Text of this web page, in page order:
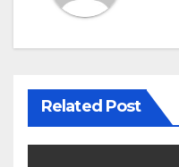
Related Post